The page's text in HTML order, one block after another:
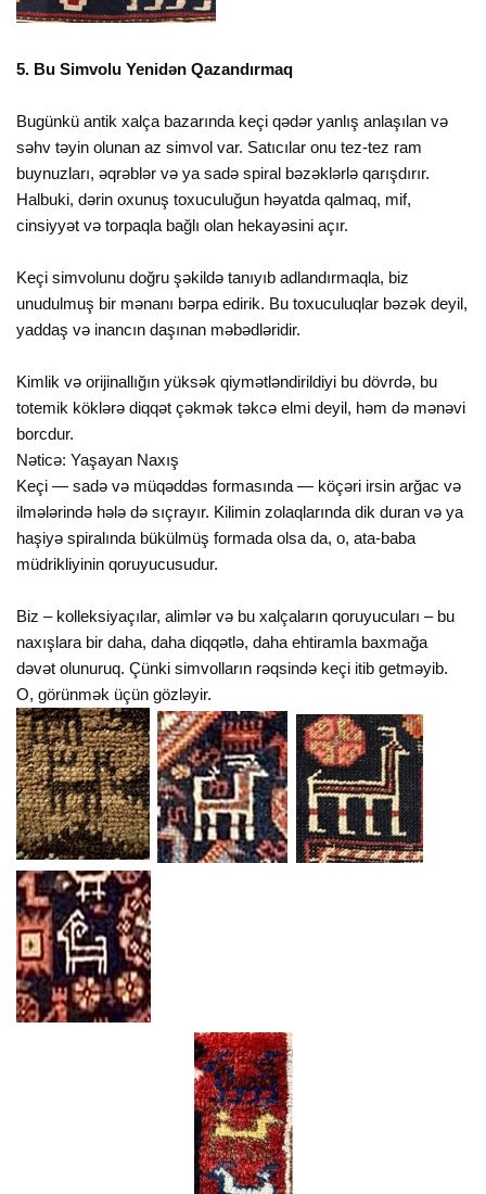
5. Bu Simvolu Yenidən Qazandırmaq
Bugünkü antik xalça bazarında keçi qədər yanlış anlaşılan və
səhv təyin olunan az simvol var. Satıcılar onu tez-tez ram
buynuzları, əqrəblər və ya sadə spiral bəzəklərlə qarışdırır.
Halbuki, dərin oxunuş toxuculuğun həyatda qalmaq, mif,
cinsiyyət və torpaqla bağlı olan hekayəsini açır.
Keçi simvolunu doğru şəkildə tanıyıb adlandırmaqla, biz
unudulmuş bir mənanı bərpa edirik. Bu toxuculuqlar bəzək deyil,
yaddaş və inancın daşınan məbədləridir.
Kimlik və orijinallığın yüksək qiymətləndirildiyi bu dövrdə, bu
totemik köklərə diqqət çəkmək təkcə elmi deyil, həm də mənəvi
borcdur.
Nəticə: Yaşayan Naxış
Keçi — sadə və müqəddəs formasında — köçəri irsin arğac və
ilmələrində hələ də sıçrayır. Kilimin zolaqlarında dik duran və ya
haşiyə spiralında bükülmüş formada olsa da, o, ata-baba
müdrikliyinin qoruyucusudur.
Biz – kolleksiyaçılar, alimlər və bu xalçaların qoruyucuları – bu
naxışlara bir daha, daha diqqətlə, daha ehtiramla baxmağa
dəvət olunuruq. Çünki simvolların rəqsində keçi itib getməyib.
O, görünmək üçün gözləyir.